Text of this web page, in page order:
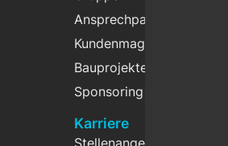
Ansprechpartner
Kundenmagazin
Bauprojekte
Sponsoring
Karriere
Stellenangebote